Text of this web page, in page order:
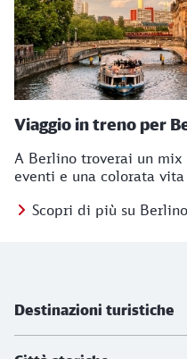
Viaggio in treno per
A Berlino troverai un
eventi e una colorata
Scopri di più su Berlino
Destinazioni turistiche